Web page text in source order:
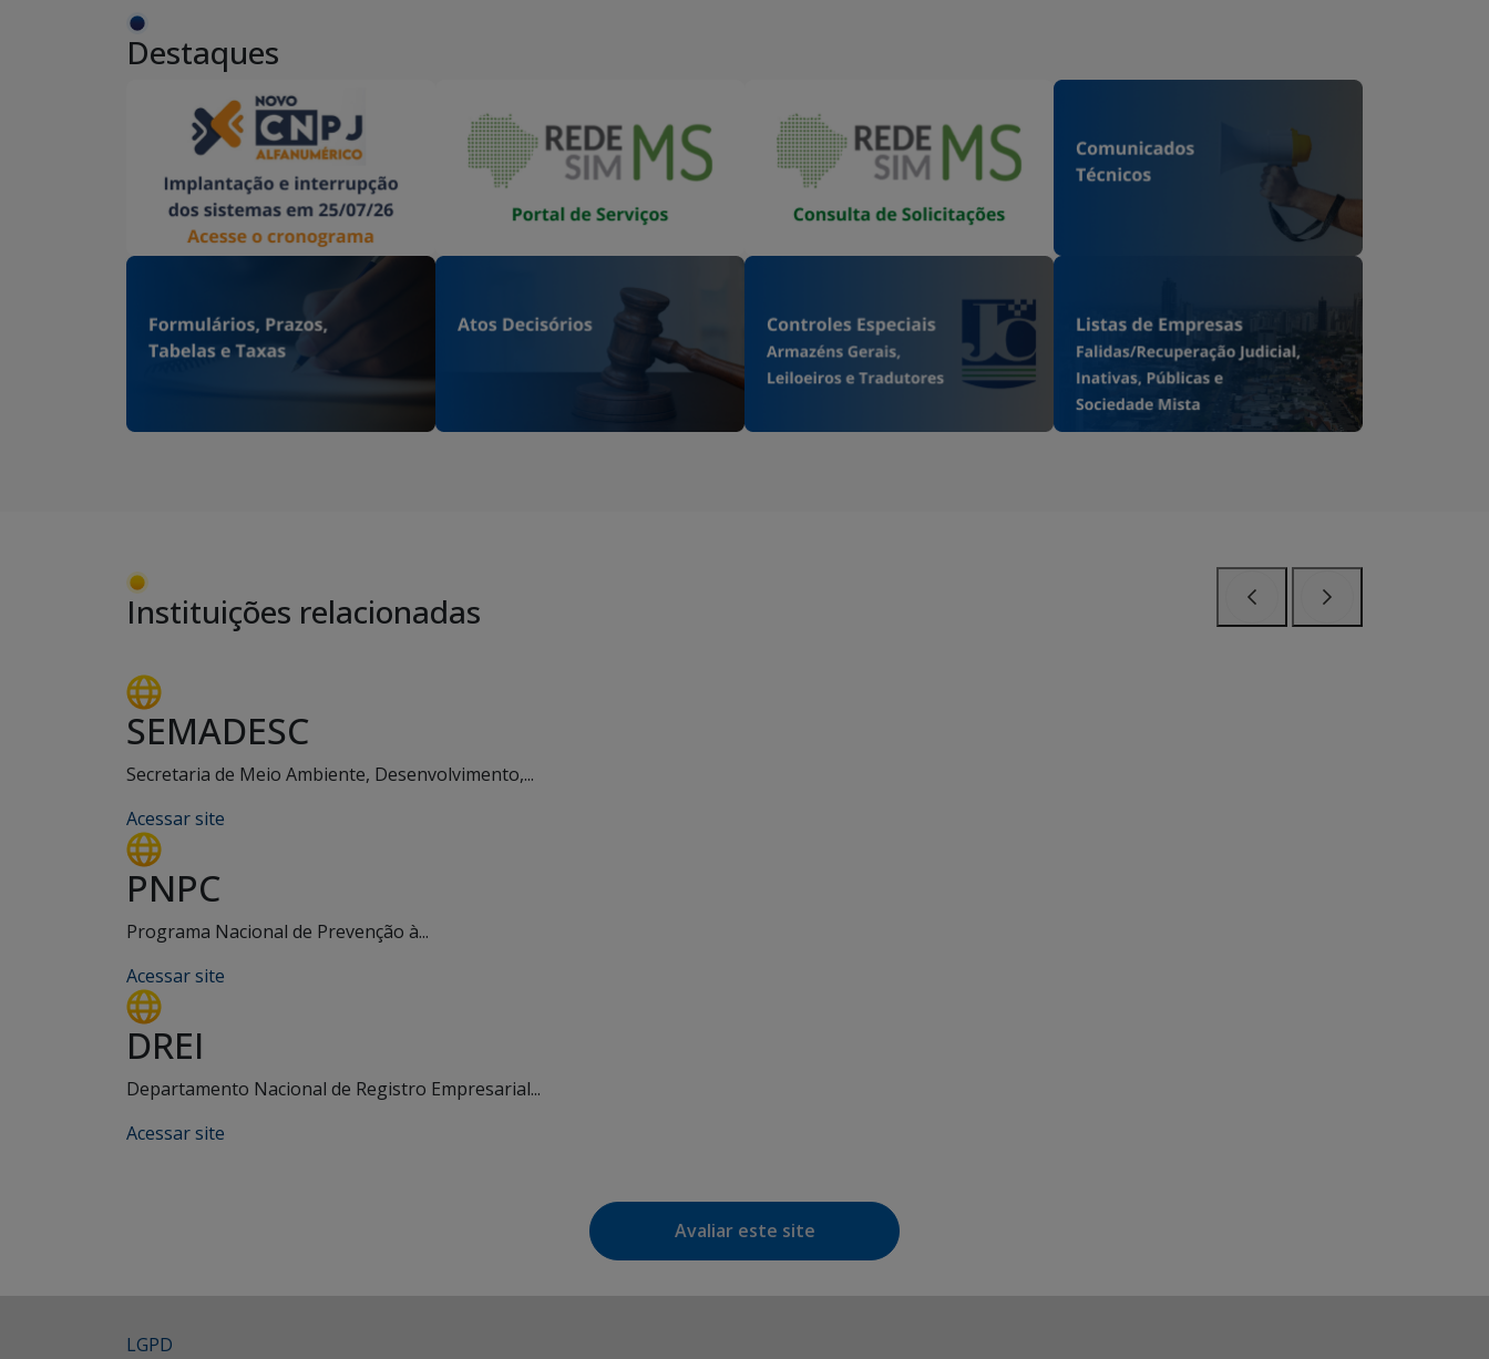
Destaques
Instituições relacionadas
SEMADESC
Secretaria de Meio Ambiente, Desenvolvimento,...
Acessar site
PNPC
Programa Nacional de Prevenção à...
Acessar site
DREI
Departamento Nacional de Registro Empresarial...
Acessar site
Avaliar este site
LGPD